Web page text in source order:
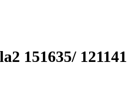
151635/ 121141